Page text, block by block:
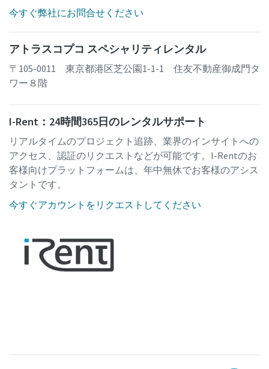
今すぐ弊社にお問合せください
アトラスコプコ スペシャリティレンタル
〒105-0011 東京都港区芝公園1-1-1 住友不動産御成門タ
ワー８階
I-Rent：24時間365日のレンタルサポート
リアルタイムのプロジェクト追跡、業界のインサイトへの
アクセス、認証のリクエストなどが可能です。I-Rentのお
客様向けプラットフォームは、年中無休でお客様のアシス
タントです。
今すぐアカウントをリクエストしてください